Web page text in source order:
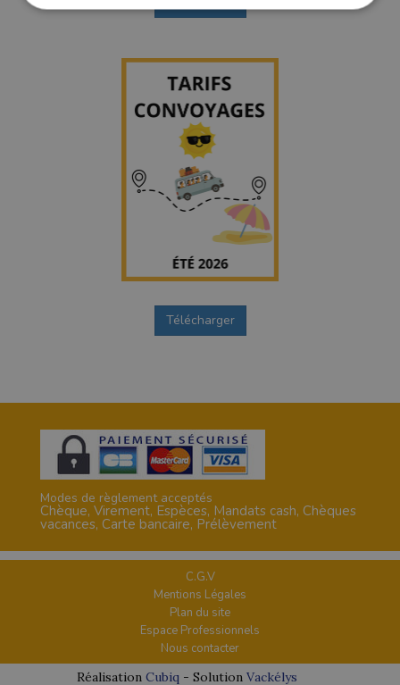
Télécharger
Modes de règlement acceptés
Chèque, Virement, Espèces, Mandats cash, Chèques
vacances, Carte bancaire, Prélèvement
C.G.V
Mentions Légales
Plan du site
Espace Professionnels
Nous contacter
Réalisation Cubiq - Solution Vackélys